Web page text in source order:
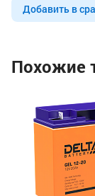
Добавить в
Похожие